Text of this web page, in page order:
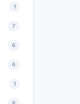
1
7
6
6
1